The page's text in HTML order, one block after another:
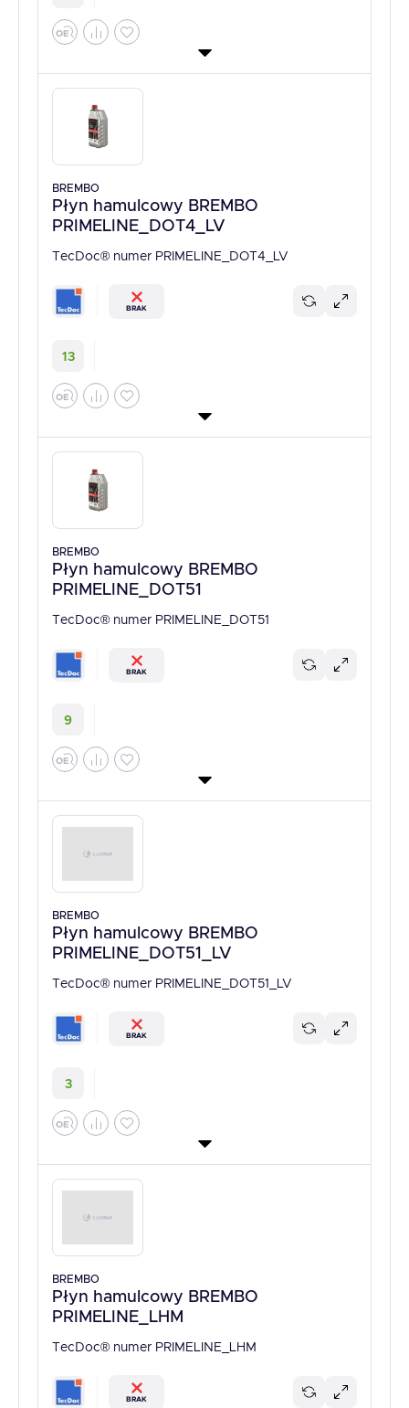
BREMBO
Płyn hamulcowy BREMBO
PRIMELINE_DOT4_LV
TecDoc® numer PRIMELINE_DOT4_LV
BRAK
13
BREMBO
Płyn hamulcowy BREMBO
PRIMELINE_DOT51
TecDoc® numer PRIMELINE_DOT51
BRAK
9
BREMBO
Płyn hamulcowy BREMBO
PRIMELINE_DOT51_LV
TecDoc® numer PRIMELINE_DOT51_LV
BRAK
3
BREMBO
Płyn hamulcowy BREMBO
PRIMELINE_LHM
TecDoc® numer PRIMELINE_LHM
BRAK